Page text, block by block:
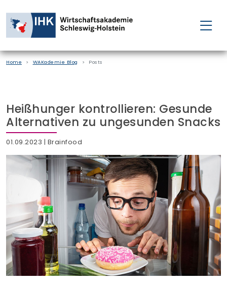
FÜR EINZELPERSONEN
FÜR UNTERNEHMEN
WAKADEMIE
NEWS
ÜBER UNS
Finden Sie Ihre Weiterbildung
SUCHEN
Home WAKademie Blog Posts
Heißhunger kontrollieren: Gesunde
Alternativen zu ungesunden Snacks
01.09.2023 | Brainfood